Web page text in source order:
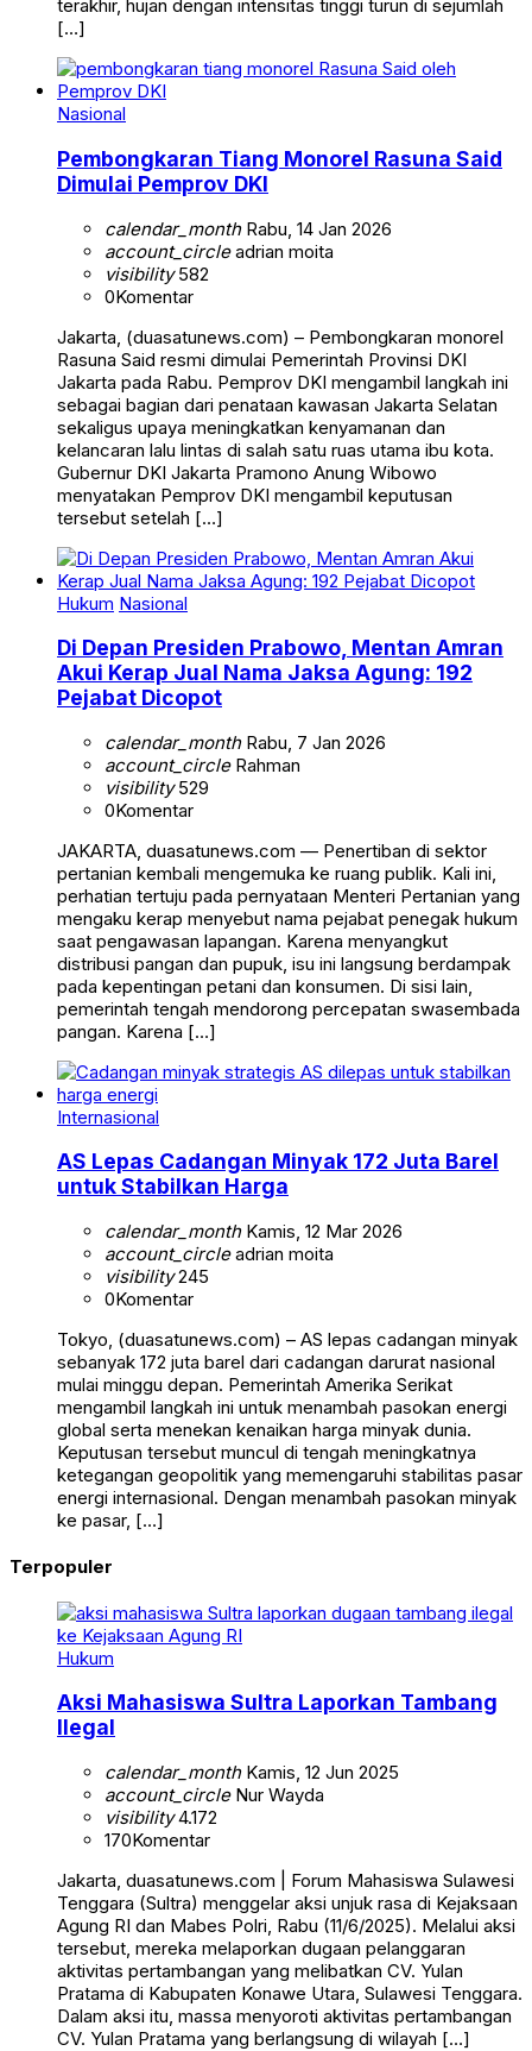
terakhir, hujan dengan intensitas tinggi turun di sejumlah
[…]
Nasional
Pembongkaran Tiang Monorel Rasuna Said
Dimulai Pemprov DKI
calendar_monthRabu, 14 Jan 2026
account_circleadrian moita
visibility582
0Komentar
Jakarta, (duasatunews.com) – Pembongkaran monorel
Rasuna Said resmi dimulai Pemerintah Provinsi DKI
Jakarta pada Rabu. Pemprov DKI mengambil langkah ini
sebagai bagian dari penataan kawasan Jakarta Selatan
sekaligus upaya meningkatkan kenyamanan dan
kelancaran lalu lintas di salah satu ruas utama ibu kota.
Gubernur DKI Jakarta Pramono Anung Wibowo
menyatakan Pemprov DKI mengambil keputusan
tersebut setelah […]
Hukum Nasional
Di Depan Presiden Prabowo, Mentan Amran
Akui Kerap Jual Nama Jaksa Agung: 192
Pejabat Dicopot
calendar_monthRabu, 7 Jan 2026
account_circleRahman
visibility529
0Komentar
JAKARTA, duasatunews.com — Penertiban di sektor
pertanian kembali mengemuka ke ruang publik. Kali ini,
perhatian tertuju pada pernyataan Menteri Pertanian yang
mengaku kerap menyebut nama pejabat penegak hukum
saat pengawasan lapangan. Karena menyangkut
distribusi pangan dan pupuk, isu ini langsung berdampak
pada kepentingan petani dan konsumen. Di sisi lain,
pemerintah tengah mendorong percepatan swasembada
pangan. Karena […]
Internasional
AS Lepas Cadangan Minyak 172 Juta Barel
untuk Stabilkan Harga
calendar_monthKamis, 12 Mar 2026
account_circleadrian moita
visibility245
0Komentar
Tokyo, (duasatunews.com) – AS lepas cadangan minyak
sebanyak 172 juta barel dari cadangan darurat nasional
mulai minggu depan. Pemerintah Amerika Serikat
mengambil langkah ini untuk menambah pasokan energi
global serta menekan kenaikan harga minyak dunia.
Keputusan tersebut muncul di tengah meningkatnya
ketegangan geopolitik yang memengaruhi stabilitas pasar
energi internasional. Dengan menambah pasokan minyak
ke pasar, […]
Terpopuler
Hukum
Aksi Mahasiswa Sultra Laporkan Tambang
Ilegal
calendar_monthKamis, 12 Jun 2025
account_circleNur Wayda
visibility4.172
170Komentar
Jakarta, duasatunews.com | Forum Mahasiswa Sulawesi
Tenggara (Sultra) menggelar aksi unjuk rasa di Kejaksaan
Agung RI dan Mabes Polri, Rabu (11/6/2025). Melalui aksi
tersebut, mereka melaporkan dugaan pelanggaran
aktivitas pertambangan yang melibatkan CV. Yulan
Pratama di Kabupaten Konawe Utara, Sulawesi Tenggara.
Dalam aksi itu, massa menyoroti aktivitas pertambangan
CV. Yulan Pratama yang berlangsung di wilayah […]